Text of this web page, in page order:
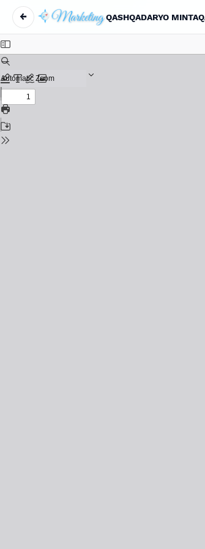
←
Вернуться к Подробностям о статье